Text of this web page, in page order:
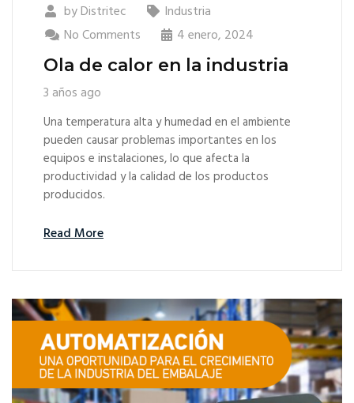
byDistritec
Industria
No Comments
4 enero, 2024
Ola de calor en la industria
3 años ago
Una temperatura alta y humedad en el ambiente
pueden causar problemas importantes en los
equipos e instalaciones, lo que afecta la
productividad y la calidad de los productos
producidos.
Read More